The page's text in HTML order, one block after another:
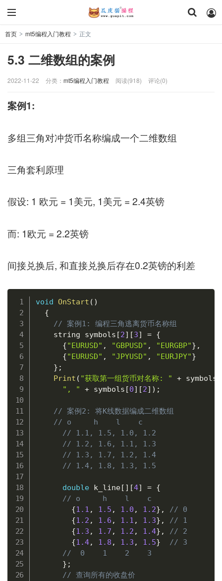
首页 > mt5编程入门教程 > 正文
5.3 二维数组的案例
2022-11-22 分类： mt5编程入门教程 阅读(918) 评论(0)
案例1:
多组三角对冲货币名称编成一个二维数组
三角套利原理
假设: 1 欧元 = 1美元, 1美元 = 2.4英镑
而: 1欧元 = 2.2英镑
间接兑换后, 和直接兑换后存在0.2英镑的利差
void OnStart ( )
{
// 案例1: 编程三角逃离货币名称组
    string symbols
[2] [3] = {
{"EURUSD" , "GBPUSD" , "EURGBP"} ,
{"EURUSD" , "JPYUSD" , "EURJPY"}
} ;
Print ( "获取第一组货币对名称: " + symbols
", "
+ symbols [0] [2] ) ;
// 案例2: 将K线数据编成二维数组
// o     h    l    c
// 1.1, 1.5, 1.0, 1.2
// 1.2, 1.6, 1.1, 1.3
// 1.3, 1.7, 1.2, 1.4
// 1.4, 1.8, 1.3, 1.5
double k_line [ ] [4] = {
// o     h    l    c
{1.1 , 1.5 , 1.0 , 1.2} ,
// 0
{1.2 , 1.6 , 1.1 , 1.3} ,
// 1
{1.3 , 1.7 , 1.2 , 1.4} ,
// 2
{1.4, 1.8 , 1.3 , 1.5}
// 3
//  0    1    2    3
} ;
// 查询所有的收盘价